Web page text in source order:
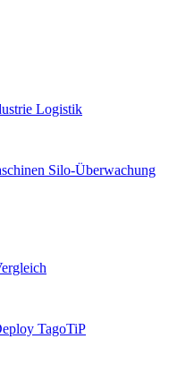
Logistik
Silo-Überwachung
TagoTiP